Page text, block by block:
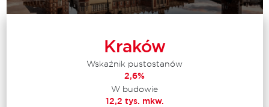
Kraków
Wskaźnik pustostanów
2,6%
W budowie
12,2 tys. mkw.